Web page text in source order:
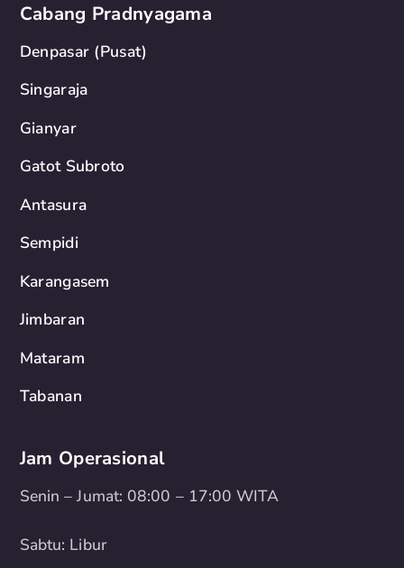
Cabang Pradnyagama
Denpasar (Pusat)
Singaraja
Gianyar
Gatot Subroto
Antasura
Sempidi
Karangasem
Jimbaran
Mataram
Tabanan
Jam Operasional
Senin – Jumat: 08:00 – 17:00 WITA
Sabtu: Libur